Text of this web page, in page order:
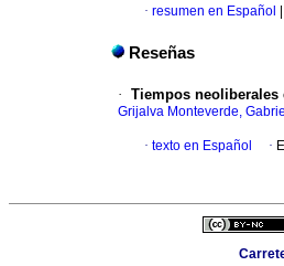
· resumen en Español
Reseñas
· Tiempos neoliberales
Grijalva Monteverde,
· texto en Español ·